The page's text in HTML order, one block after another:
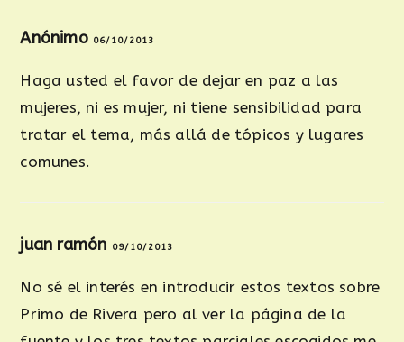
Anónimo 06/10/2013
Haga usted el favor de dejar en paz a las
mujeres, ni es mujer, ni tiene sensibilidad para
tratar el tema, más allá de tópicos y lugares
comunes.
juan ramón 09/10/2013
No sé el interés en introducir estos textos sobre
Primo de Rivera pero al ver la página de la